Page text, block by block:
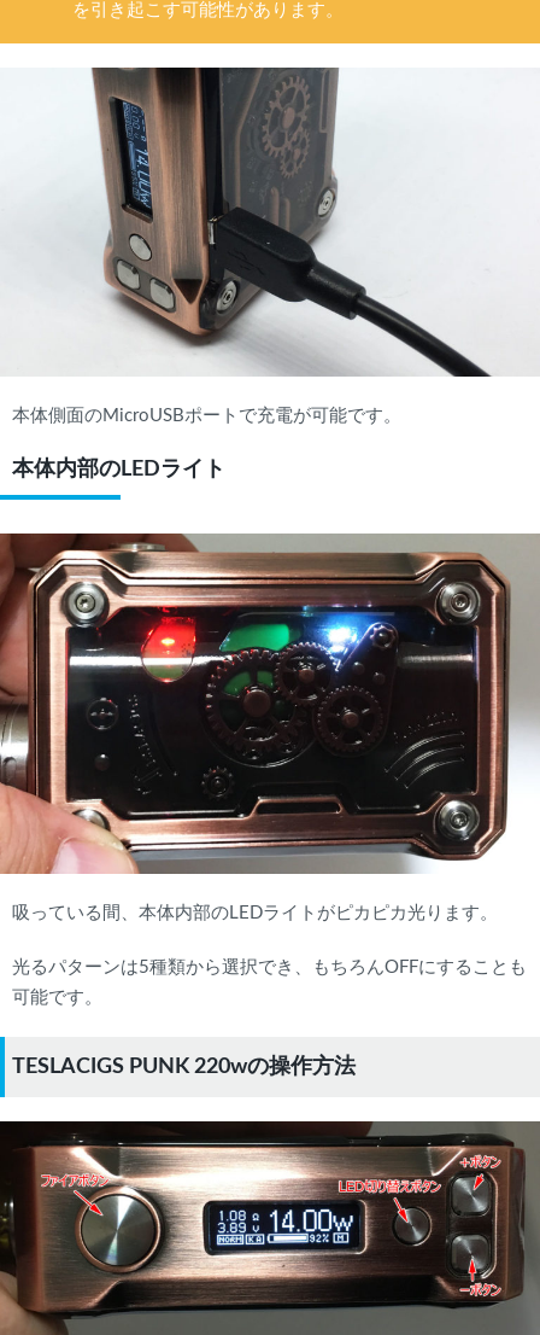
を引き起こす可能性があります。
本体側面のMicroUSBポートで充電が可能です。
本体内部のLEDライト
吸っている間、本体内部のLEDライトがピカピカ光ります。
光るパターンは5種類から選択でき、もちろんOFFにすることも
可能です。
TESLACIGS PUNK 220wの操作方法